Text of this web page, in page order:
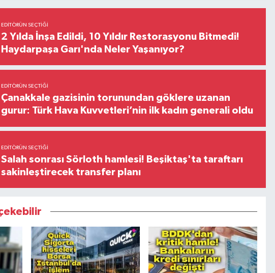
EDITÖRÜN SEÇTIĞI
2 Yılda İnşa Edildi, 10 Yıldır Restorasyonu Bitmedi!
Haydarpaşa Garı'nda Neler Yaşanıyor?
EDITÖRÜN SEÇTIĞI
Çanakkale gazisinin torunundan göklere uzanan
gurur: Türk Hava Kuvvetleri’nin ilk kadın generali oldu
EDITÖRÜN SEÇTIĞI
Salah sonrası Sörloth hamlesi! Beşiktaş'ta taraftarı
sakinleştirecek transfer planı